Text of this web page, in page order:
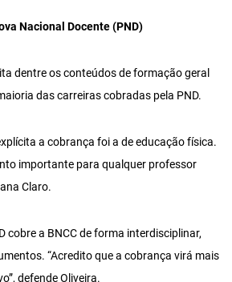
Nacional Docente (PND)
dentre os conteúdos de formação geral
das carreiras cobradas pela PND.
a cobrança foi a de educação física.
importante para qualquer professor
Claro.
cobre a BNCC de forma interdisciplinar,
“Acredito que a cobrança virá mais
defende Oliveira.